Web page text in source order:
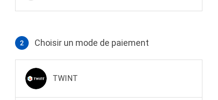
2 Choisir un mode de paiement
TWINT